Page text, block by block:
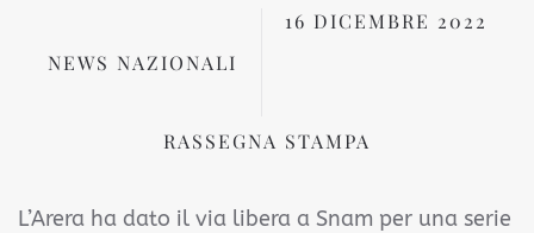
NEWS NAZIONALI
16 DICEMBRE 2022
RASSEGNA STAMPA
L’Arera ha dato il via libera a Snam per una serie